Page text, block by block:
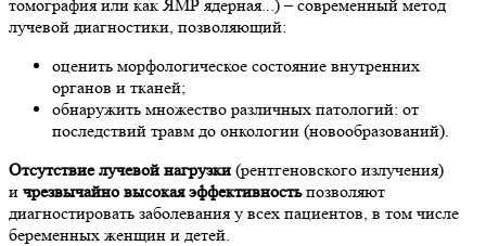
томография или как ЯМР ядерная...) – современный метод
лучевой диагностики, позволяющий:
оценить морфологическое состояние внутренних
органов и тканей;
обнаружить множество различных патологий: от
последствий травм до онкологии (новообразований).
Отсутствие лучевой нагрузки (рентгеновского излучения)
и чрезвычайно высокая эффективностьпозволяют
диагностировать заболевания у всех пациентов, в том числе
беременных женщин и детей.